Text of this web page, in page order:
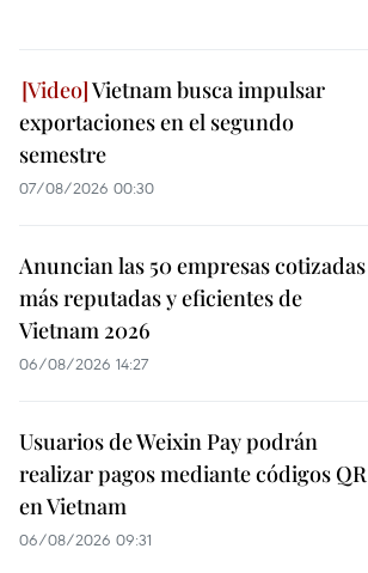
Vietnam busca impulsar
exportaciones en el segundo
semestre
07/08/2026 00:30
Anuncian las 50 empresas cotizadas
más reputadas y eficientes de
Vietnam 2026
06/08/2026 14:27
Usuarios de Weixin Pay podrán
realizar pagos mediante códigos QR
en Vietnam
06/08/2026 09:31